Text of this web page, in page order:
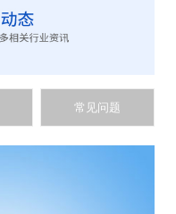
常见问题